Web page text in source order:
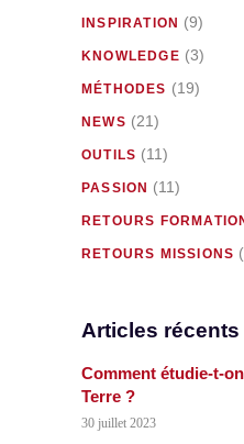
INSPIRATION (9)
KNOWLEDGE (3)
MÉTHODES (19)
NEWS (21)
OUTILS (11)
PASSION (11)
RETOURS
RETOURS MISSIONS
Articles récents
Comment étudie-t-
Terre ?
30 juillet 2023